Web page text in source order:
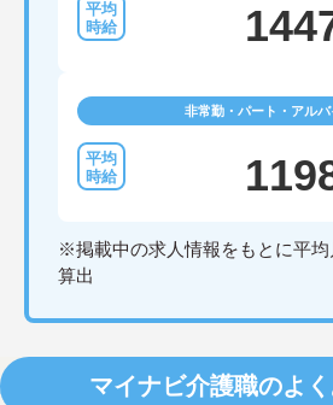
非常勤・パート・アルバ
※掲載中の求人情報をもとに平
算出
マイナビ介護職のよ